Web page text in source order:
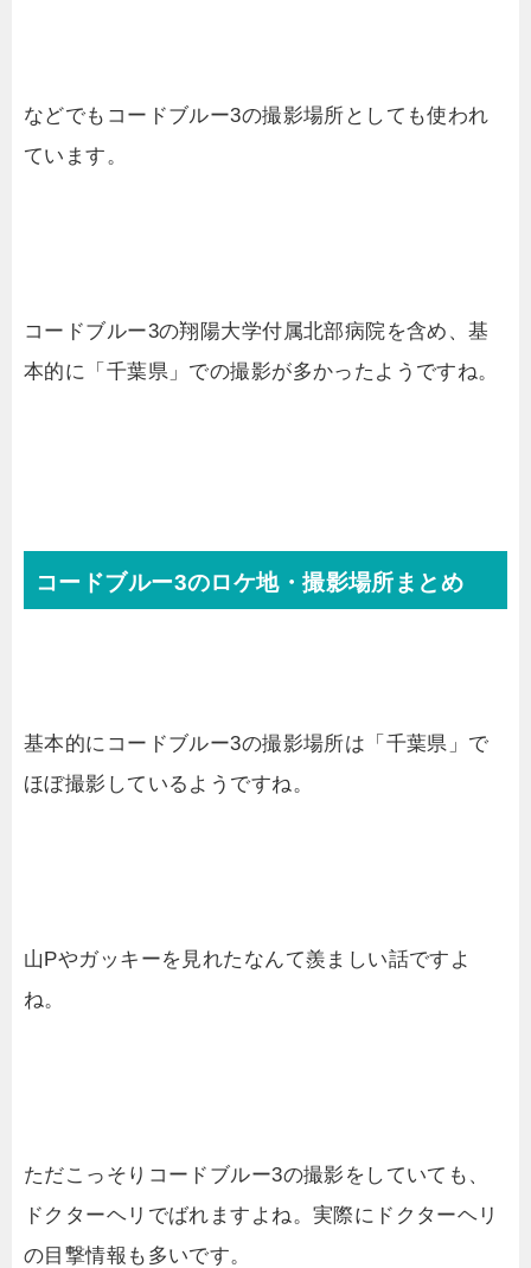
などでもコードブルー3の撮影場所としても使われ
ています。
コードブルー3の翔陽大学付属北部病院を含め、基
本的に「千葉県」での撮影が多かったようですね。
コードブルー3のロケ地・撮影場所まとめ
基本的にコードブルー3の撮影場所は「千葉県」で
ほぼ撮影しているようですね。
山Pやガッキーを見れたなんて羨ましい話ですよ
ね。
ただこっそりコードブルー3の撮影をしていても、
ドクターヘリでばれますよね。実際にドクターヘリ
の目撃情報も多いです。